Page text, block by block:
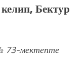
Бектур
73-мектепте